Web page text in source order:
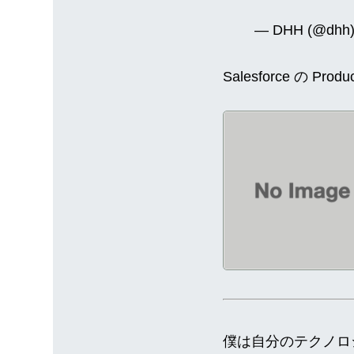
— DHH
Salesforce の
僕は自分のテクノ